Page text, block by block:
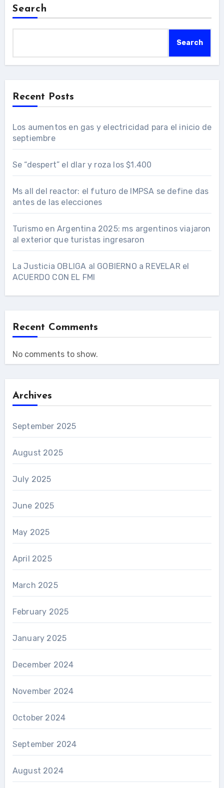
Search
Search
Recent Posts
Los aumentos en gas y electricidad para el inicio de
septiembre
Se “despert” el dlar y roza los $1.400
Ms all del reactor: el futuro de IMPSA se define das
antes de las elecciones
Turismo en Argentina 2025: ms argentinos viajaron
al exterior que turistas ingresaron
La Justicia OBLIGA al GOBIERNO a REVELAR el
ACUERDO CON EL FMI
Recent Comments
No comments to show.
Archives
September 2025
August 2025
July 2025
June 2025
May 2025
April 2025
March 2025
February 2025
January 2025
December 2024
November 2024
October 2024
September 2024
August 2024